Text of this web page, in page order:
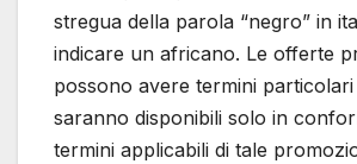
stregua della parola “negro” in
indicare un africano. Le offerte
possono avere termini particolari
saranno disponibili solo in
termini applicabili di tale